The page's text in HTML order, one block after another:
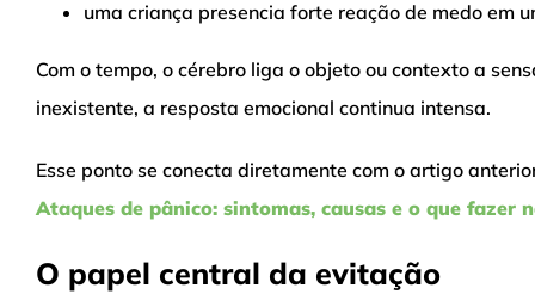
uma criança presencia forte reação de medo em
Com o tempo, o cérebro liga o objeto ou contexto a
inexistente, a resposta emocional continua intensa.
Esse ponto se conecta diretamente com o artigo
Ataques de pânico: sintomas, causas e o que fazer
O papel central da evitação